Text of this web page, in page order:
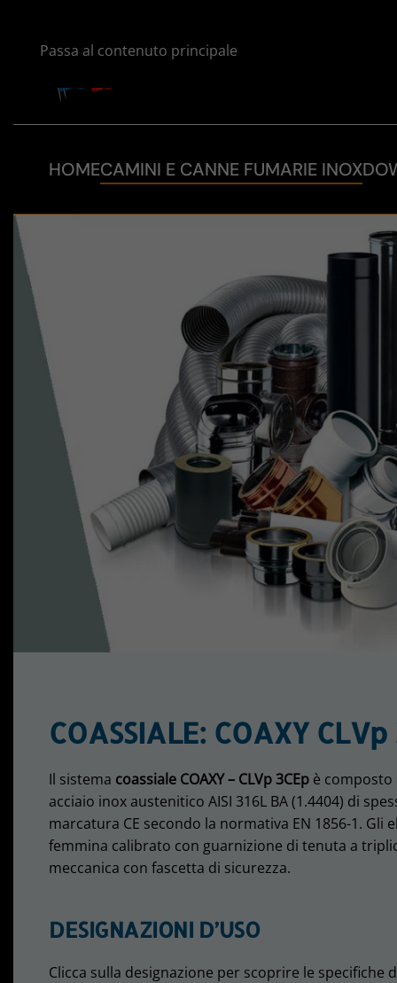
Passa al contenuto principale
HOMECAMINI E CANNE FUMARIE INOX
COASSIALE: COAXY CLVp
Il sistema coassiale COAXY – CLVp 3CEp è
acciaio inox austenitico AISI 316L BA (1.4404) di
marcatura CE secondo la normativa EN 1856-1.
femmina calibrato con guarnizione di tenuta a
meccanica con fascetta di sicurezza.
DESIGNAZIONI D’USO
Clicca sulla designazione per scoprire le specifiche